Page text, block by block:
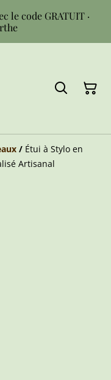
le code GRATUIT ·
/ Étui à Stylo en
Artisanal